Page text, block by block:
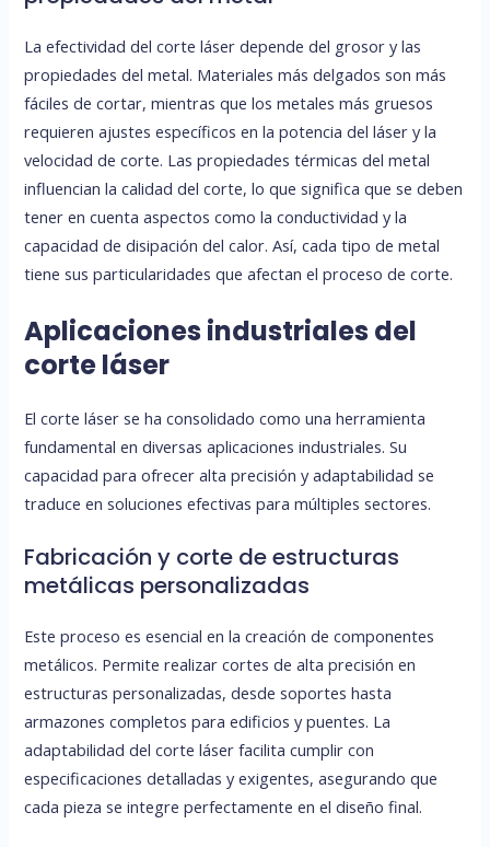
La efectividad del corte láser depende del grosor y las
propiedades del metal. Materiales más delgados son más
fáciles de cortar, mientras que los metales más gruesos
requieren ajustes específicos en la potencia del láser y la
velocidad de corte. Las propiedades térmicas del metal
influencian la calidad del corte, lo que significa que se deben
tener en cuenta aspectos como la conductividad y la
capacidad de disipación del calor. Así, cada tipo de metal
tiene sus particularidades que afectan el proceso de corte.
Aplicaciones industriales del
corte láser
El corte láser se ha consolidado como una herramienta
fundamental en diversas aplicaciones industriales. Su
capacidad para ofrecer alta precisión y adaptabilidad se
traduce en soluciones efectivas para múltiples sectores.
Fabricación y corte de estructuras
metálicas personalizadas
Este proceso es esencial en la creación de componentes
metálicos. Permite realizar cortes de alta precisión en
estructuras personalizadas, desde soportes hasta
armazones completos para edificios y puentes. La
adaptabilidad del corte láser facilita cumplir con
especificaciones detalladas y exigentes, asegurando que
cada pieza se integre perfectamente en el diseño final.